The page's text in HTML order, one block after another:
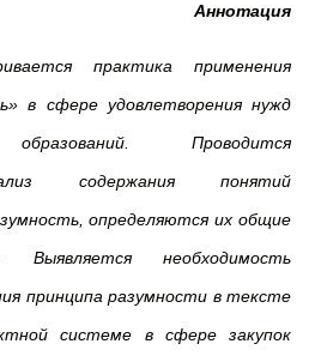
Аннотация
практика применения
в сфере удовлетворения нужд
образований. Проводится
содержания понятий
определяются их общие
необходимость
принципа разумности в тексте
системе в сфере закупок